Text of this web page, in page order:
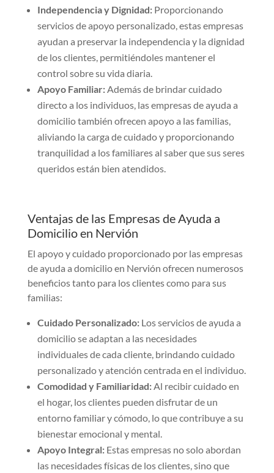
Independencia y Dignidad:Proporcionando
servicios de apoyo personalizado, estas empresas
ayudan a preservar la independencia y la dignidad
de los clientes, permitiéndoles mantener el
control sobre su vida diaria.
Apoyo Familiar:Además de brindar cuidado
directo a los individuos, las empresas de ayuda a
domicilio también ofrecen apoyo a las familias,
aliviando la carga de cuidado y proporcionando
tranquilidad a los familiares al saber que sus seres
queridos están bien atendidos.
Ventajas de las Empresas de Ayuda a
Domicilio en Nervión
El apoyo y cuidado proporcionado por las empresas
de ayuda a domicilio en Nervión ofrecen numerosos
beneficios tanto para los clientes como para sus
familias:
Cuidado Personalizado:Los servicios de ayuda a
domicilio se adaptan a las necesidades
individuales de cada cliente, brindando cuidado
personalizado y atención centrada en el individuo.
Comodidad y Familiaridad:Al recibir cuidado en
el hogar, los clientes pueden disfrutar de un
entorno familiar y cómodo, lo que contribuye a su
bienestar emocional y mental.
Apoyo Integral:Estas empresas no solo abordan
las necesidades físicas de los clientes, sino que